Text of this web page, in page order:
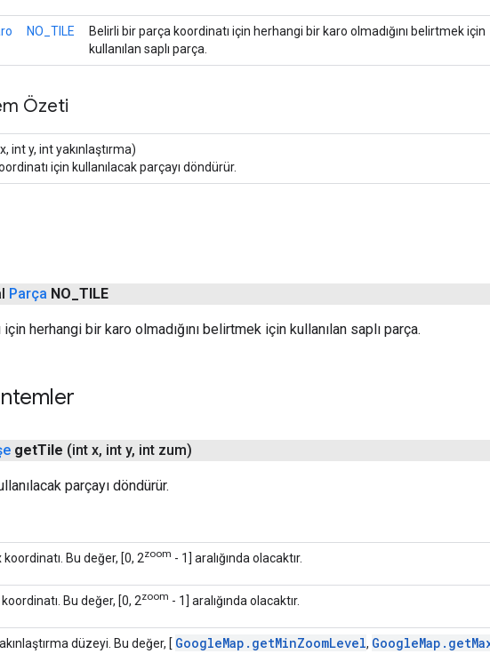
NO_TILE
Belirli bir parça koordinatı için herhangi bir karo olmadığını belirtmek için
kullanılan saplı parça.
Özeti
int y, int yakınlaştırma)
için kullanılacak parçayı döndürür.
Parça NO TILE
herhangi bir karo olmadığını belirtmek için kullanılan saplı parça.
getTile (int x, int y, int zum)
parçayı döndürür.
koordinatı. Bu değer, [0, 2zoom - 1] aralığında olacaktır.
Bu değer, [0, 2zoom - 1] aralığında olacaktır.
düzeyi. Bu değer, [ GoogleMap . getMinZoomLevel, GoogleMap . get